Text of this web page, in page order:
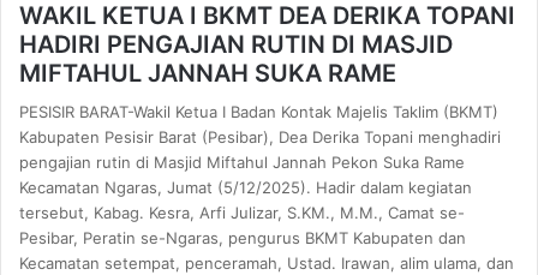
WAKIL KETUA I BKMT DEA DERIKA TOPANI
HADIRI PENGAJIAN RUTIN DI MASJID
MIFTAHUL JANNAH SUKA RAME
PESISIR BARAT-Wakil Ketua I Badan Kontak Majelis Taklim (BKMT)
Kabupaten Pesisir Barat (Pesibar), Dea Derika Topani menghadiri
pengajian rutin di Masjid Miftahul Jannah Pekon Suka Rame
Kecamatan Ngaras, Jumat (5/12/2025). Hadir dalam kegiatan
tersebut, Kabag. Kesra, Arfi Julizar, S.KM., M.M., Camat se-
Pesibar, Peratin se-Ngaras, pengurus BKMT Kabupaten dan
Kecamatan setempat, penceramah, Ustad. Irawan, alim ulama, dan